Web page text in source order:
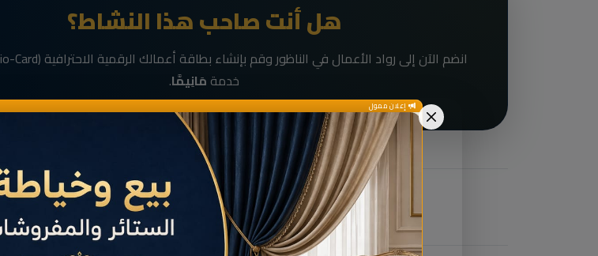
هل أنت صاحب هذا النشاط؟
خدمة مَانِيمَّا.
إعلان ممول